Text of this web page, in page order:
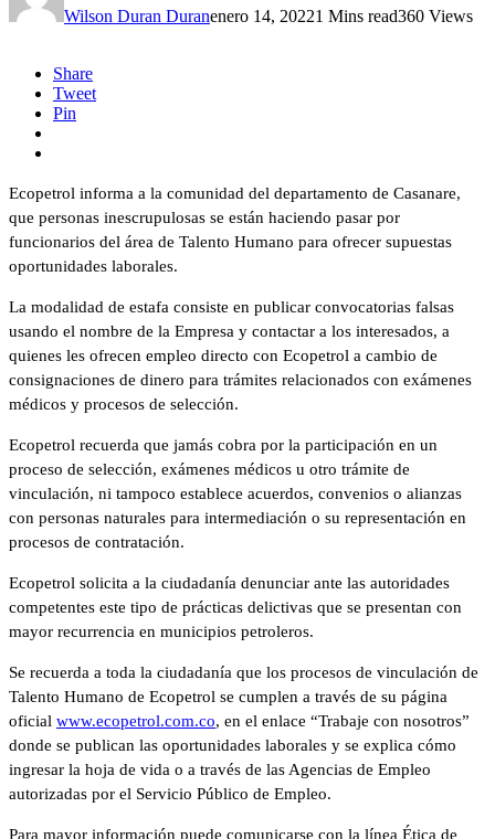
Wilson Duran Duranenero 14, 20221 Mins read360 Views
Share
Tweet
Pin
Ecopetrol informa a la comunidad del departamento de Casanare,
que personas inescrupulosas se están haciendo pasar por
funcionarios del área de Talento Humano para ofrecer supuestas
oportunidades laborales.
La modalidad de estafa consiste en publicar convocatorias falsas
usando el nombre de la Empresa y contactar a los interesados, a
quienes les ofrecen empleo directo con Ecopetrol a cambio de
consignaciones de dinero para trámites relacionados con exámenes
médicos y procesos de selección.
Ecopetrol recuerda que jamás cobra por la participación en un
proceso de selección, exámenes médicos u otro trámite de
vinculación, ni tampoco establece acuerdos, convenios o alianzas
con personas naturales para intermediación o su representación en
procesos de contratación.
Ecopetrol solicita a la ciudadanía denunciar ante las autoridades
competentes este tipo de prácticas delictivas que se presentan con
mayor recurrencia en municipios petroleros.
Se recuerda a toda la ciudadanía que los procesos de vinculación de
Talento Humano de Ecopetrol se cumplen a través de su página
oficial www.ecopetrol.com.co, en el enlace “Trabaje con nosotros”
donde se publican las oportunidades laborales y se explica cómo
ingresar la hoja de vida o a través de las Agencias de Empleo
autorizadas por el Servicio Público de Empleo.
Para mayor información puede comunicarse con la línea Ética de